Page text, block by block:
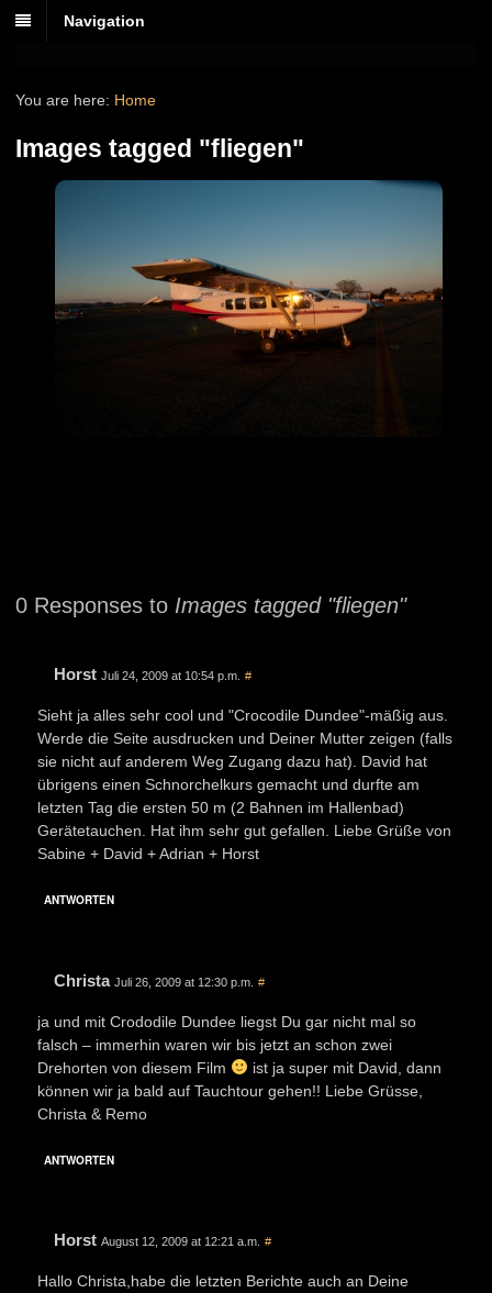
Navigation
You are here: Home
Images tagged "fliegen"
0 Responses to Images tagged "fliegen"
Horst Juli 24, 2009 at 10:54 p.m. #
Sieht ja alles sehr cool und "Crocodile Dundee"-mäßig aus.
Werde die Seite ausdrucken und Deiner Mutter zeigen (falls
sie nicht auf anderem Weg Zugang dazu hat). David hat
übrigens einen Schnorchelkurs gemacht und durfte am
letzten Tag die ersten 50 m (2 Bahnen im Hallenbad)
Gerätetauchen. Hat ihm sehr gut gefallen. Liebe Grüße von
Sabine + David + Adrian + Horst
ANTWORTEN
Christa Juli 26, 2009 at 12:30 p.m. #
ja und mit Crododile Dundee liegst Du gar nicht mal so
falsch – immerhin waren wir bis jetzt an schon zwei
Drehorten von diesem Film
ist ja super mit David, dann
können wir ja bald auf Tauchtour gehen!! Liebe Grüsse,
Christa & Remo
ANTWORTEN
Horst August 12, 2009 at 12:21 a.m. #
Hallo Christa,habe die letzten Berichte auch an Deine